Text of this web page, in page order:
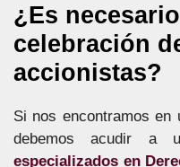
¿Es
celebración
accionistas?
Si nos encontramos en
debemos acudir a
especializados en